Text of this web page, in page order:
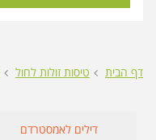
דף הבית טיסות זולות לחול
דילים לאמסטרדם